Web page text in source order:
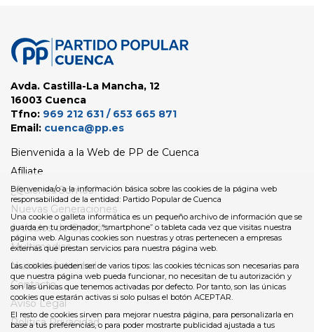
Avda. Castilla-La Mancha, 12
16003 Cuenca
Tfno: 969 212 631 / 653 665 871
Email: cuenca@pp.es
Bienvenida a la Web de PP de Cuenca
Afíliate
¿Quienes Somos?
Nuevas Generaciones
Artículos de Opinión
Multimedias
Nuestra Actividad
Contacto
Aviso Legal
Política Privacidad
Bienvenida/o a la información básica sobre las cookies de la página web
responsabilidad de la entidad: Partido Popular de Cuenca
Una cookie o galleta informática es un pequeño archivo de información que se
guarda en tu ordenador, “smartphone” o tableta cada vez que visitas nuestra
página web. Algunas cookies son nuestras y otras pertenecen a empresas
externas que prestan servicios para nuestra página web.
Las cookies pueden ser de varios tipos: las cookies técnicas son necesarias para
que nuestra página web pueda funcionar, no necesitan de tu autorización y
son las únicas que tenemos activadas por defecto. Por tanto, son las únicas
cookies que estarán activas si solo pulsas el botón ACEPTAR.
El resto de cookies sirven para mejorar nuestra página, para personalizarla en
base a tus preferencias, o para poder mostrarte publicidad ajustada a tus